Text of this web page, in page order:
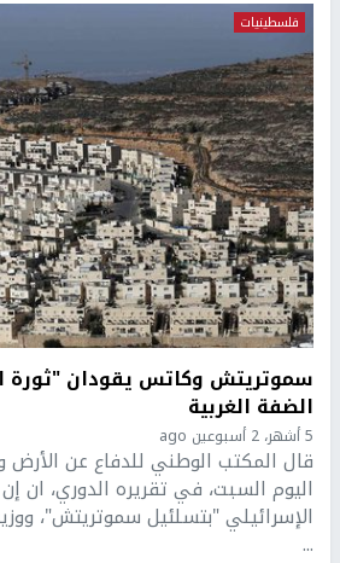
فلسطينيات
سموتريتش وكاتس يقودان "ثورة
الضفة الغربية
5 أشهر، 2 أسبوعين ago
قال المكتب الوطني للدفاع عن الأرض
اليوم السبت، في تقريره الدوري، ان إن
الإسرائيلي "بتسلئيل سموتريتش"،
...